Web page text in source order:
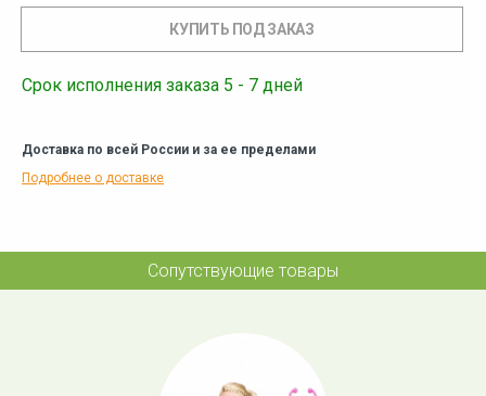
Срок исполнения заказа 5 - 7 дней
Доставка по всей России и за ее пределами
Подробнее о доставке
Сопутствующие товары